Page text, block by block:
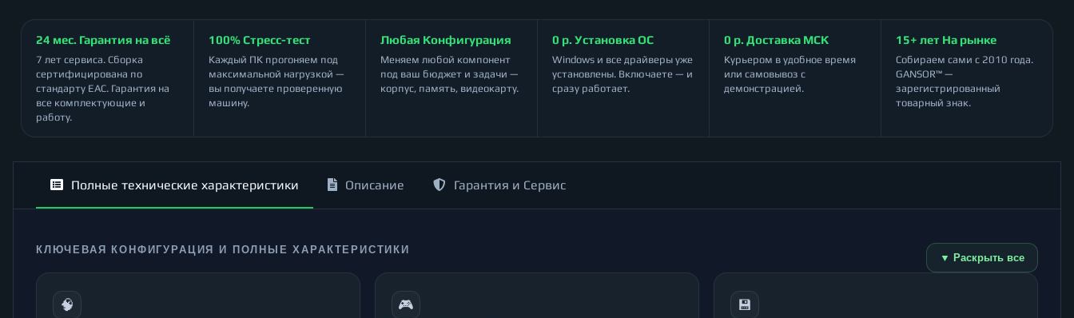
24 мес. Гарантия на всё
7 лет сервиса. Сборка
сертифицирована по
стандарту ЕАС. Гарантия на
все комплектующие и
работу.
100% Стресс-тест
Каждый ПК прогоняем под
максимальной нагрузкой —
вы получаете проверенную
машину.
Любая Конфигурация
Меняем любой компонент
под ваш бюджет и задачи —
корпус, память, видеокарту.
0 р. Установка ОС
Windows и все драйверы уже
установлены. Включаете — и
сразу работает.
0 р. Доставка МСК
Курьером в удобное время
или самовывоз с
демонстрацией.
15+ лет На рынке
Собираем сами с 2010 года.
GANSOR™ —
зарегистрированный
товарный знак.
Полные технические характеристики Описание Гарантия и Сервис
КЛЮЧЕВАЯ КОНФИГУРАЦИЯ И ПОЛНЫЕ ХАРАКТЕРИСТИКИ
▼ Раскрыть все
🧠
🎮
💾